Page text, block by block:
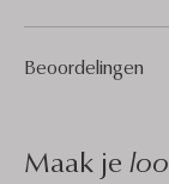
Beoordelingen
Maak je